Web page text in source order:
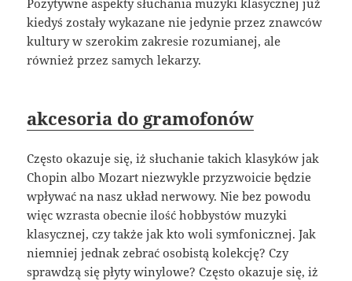
kiedyś zostały wykazane nie jedynie przez znawców
kultury w szerokim zakresie rozumianej, ale
również przez samych lekarzy.
akcesoria do gramofonów
Często okazuje się, iż słuchanie takich klasyków jak
Chopin albo Mozart niezwykle przyzwoicie będzie
wpływać na nasz układ nerwowy. Nie bez powodu
więc wzrasta obecnie ilość hobbystów muzyki
klasycznej, czy także jak kto woli symfonicznej. Jak
niemniej jednak zebrać osobistą kolekcję? Czy
sprawdzą się płyty winylowe? Często okazuje się, iż